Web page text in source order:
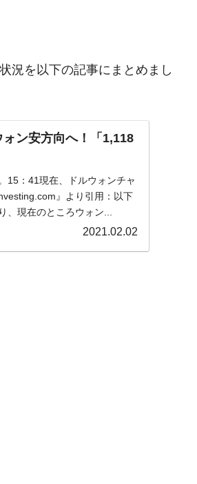
況を以下の記事にまとめまし
ォン安方向へ！「1,118
15：41現在、ドルウォンチャ
』より引用：以下
現在のところウォン...
2021.02.02